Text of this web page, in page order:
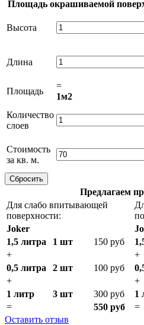
Площадь окрашиваемой
Высота
Длина
Площадь
=
1м2
Количество
слоев
Стоимость
за кв. м.
Предлагаем
Для слабо впитывающей
поверхности:
Joker
1,5 литра
1 шт 150 руб
+
+
0,5 литра
2 шт 100 руб
+
+
1 литр
3 шт 300 руб 1
=
550 руб =
Оставить отзыв